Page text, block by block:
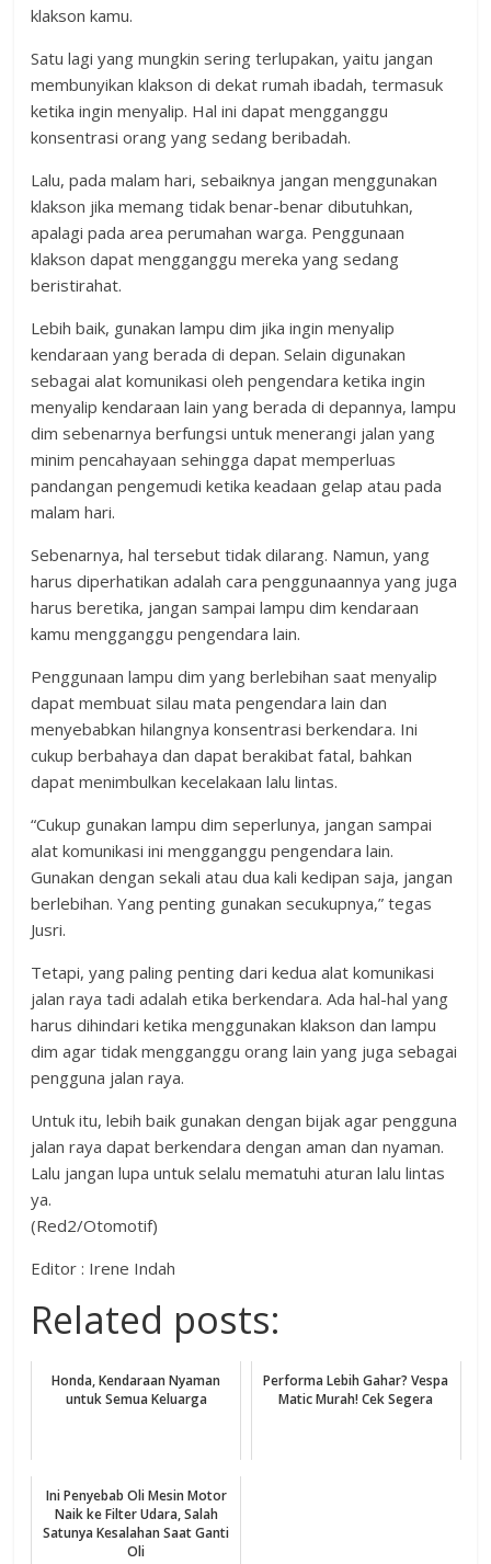
klakson kamu.
Satu lagi yang mungkin sering terlupakan, yaitu jangan
membunyikan klakson di dekat rumah ibadah, termasuk
ketika ingin menyalip. Hal ini dapat mengganggu
konsentrasi orang yang sedang beribadah.
Lalu, pada malam hari, sebaiknya jangan menggunakan
klakson jika memang tidak benar-benar dibutuhkan,
apalagi pada area perumahan warga. Penggunaan
klakson dapat mengganggu mereka yang sedang
beristirahat.
Lebih baik, gunakan lampu dim jika ingin menyalip
kendaraan yang berada di depan. Selain digunakan
sebagai alat komunikasi oleh pengendara ketika ingin
menyalip kendaraan lain yang berada di depannya, lampu
dim sebenarnya berfungsi untuk menerangi jalan yang
minim pencahayaan sehingga dapat memperluas
pandangan pengemudi ketika keadaan gelap atau pada
malam hari.
Sebenarnya, hal tersebut tidak dilarang. Namun, yang
harus diperhatikan adalah cara penggunaannya yang juga
harus beretika, jangan sampai lampu dim kendaraan
kamu mengganggu pengendara lain.
Penggunaan lampu dim yang berlebihan saat menyalip
dapat membuat silau mata pengendara lain dan
menyebabkan hilangnya konsentrasi berkendara. Ini
cukup berbahaya dan dapat berakibat fatal, bahkan
dapat menimbulkan kecelakaan lalu lintas.
“Cukup gunakan lampu dim seperlunya, jangan sampai
alat komunikasi ini mengganggu pengendara lain.
Gunakan dengan sekali atau dua kali kedipan saja, jangan
berlebihan. Yang penting gunakan secukupnya,” tegas
Jusri.
Tetapi, yang paling penting dari kedua alat komunikasi
jalan raya tadi adalah etika berkendara. Ada hal-hal yang
harus dihindari ketika menggunakan klakson dan lampu
dim agar tidak mengganggu orang lain yang juga sebagai
pengguna jalan raya.
Untuk itu, lebih baik gunakan dengan bijak agar pengguna
jalan raya dapat berkendara dengan aman dan nyaman.
Lalu jangan lupa untuk selalu mematuhi aturan lalu lintas
ya.
(Red2/Otomotif)
Editor : Irene Indah
Related posts:
Honda, Kendaraan Nyaman
untuk Semua Keluarga
Performa Lebih Gahar? Vespa
Matic Murah! Cek Segera
Ini Penyebab Oli Mesin Motor
Naik ke Filter Udara, Salah
Satunya Kesalahan Saat Ganti
Oli